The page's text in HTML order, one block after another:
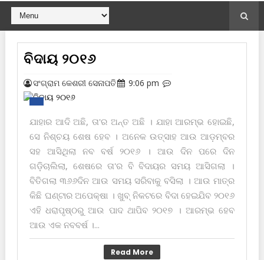
ବିଦାୟ ୨୦୧୬
ସଂଗ୍ରାମ କେଶରୀ ସେନାପତି 9:06 pm
ଯାହାର ଆଦି ଅଛି, ତା'ର ଅନ୍ତ ଅଛି । ଯାହା ଆରମ୍ଭ ହୋଇଛି,
ସେ ନିଶ୍ଚୟ ଶେଷ ହେବ । ଅନେକ ଉତ୍ସାହ ଆଉ ଆଡ଼ମ୍ବର
ସ‌ହ ଆସିଥିଲା ନବ ବର୍ଷ ୨୦୧୬ । ଆଉ ଦିନ ପରେ ଦିନ
ଗଡ଼ିଚାଲିଲା, ଶେଷରେ ତା'ର ବି ବିଦାୟର ସମୟ ଆସିଗଲା ।
ବିତିଗଲା ୩୬୬ଦିନ ଆଉ ସମୟ ସରିବାକୁ ବସିଲା । ଆଉ ମାତ୍ର
କିଛି ଘଣ୍ଟାର ଅପେକ୍ଷା । ଖୁବ୍ ନିକଟରେ ବିଦା ହେଇଯିବ ୨୦୧୬
ଏହି ଧରାପୃଷ୍ଠରୁ ଆଉ ପାଦ ଥାପିବ ୨୦୧୭ । ଆରମ୍ଭ ହେବ
ଆଉ ଏକ ନବବର୍ଷ ।...
Read More